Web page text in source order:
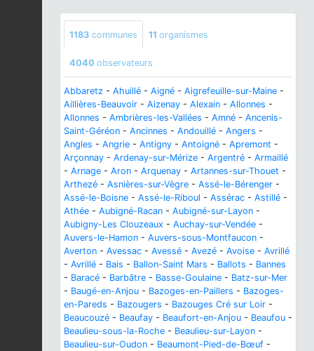
1183 communes 11 organismes
4040 observateurs
Abbaretz - Ahuillé - Aigné - Aigrefeuille-sur-Maine -
Aillières-Beauvoir - Aizenay - Alexain - Allonnes -
Allonnes - Ambrières-les-Vallées - Amné - Ancenis-
Saint-Géréon - Ancinnes - Andouillé - Angers -
Angles - Angrie - Antigny - Antoigné - Apremont -
Arçonnay - Ardenay-sur-Mérize - Argentré - Armaillé
- Arnage - Aron - Arquenay - Artannes-sur-Thouet -
Arthezé - Asnières-sur-Vègre - Assé-le-Bérenger -
Assé-le-Boisne - Assé-le-Riboul - Assérac - Astillé -
Athée - Aubigné-Racan - Aubigné-sur-Layon -
Aubigny-Les Clouzeaux - Auchay-sur-Vendée -
Auvers-le-Hamon - Auvers-sous-Montfaucon -
Averton - Avessac - Avessé - Avezé - Avoise - Avrillé
- Avrillé - Bais - Ballon-Saint Mars - Ballots - Bannes
- Baracé - Barbâtre - Basse-Goulaine - Batz-sur-Mer
- Baugé-en-Anjou - Bazoges-en-Paillers - Bazoges-
en-Pareds - Bazougers - Bazouges Cré sur Loir -
Beaucouzé - Beaufay - Beaufort-en-Anjou - Beaufou -
Beaulieu-sous-la-Roche - Beaulieu-sur-Layon -
Beaulieu-sur-Oudon - Beaumont-Pied-de-Bœuf -